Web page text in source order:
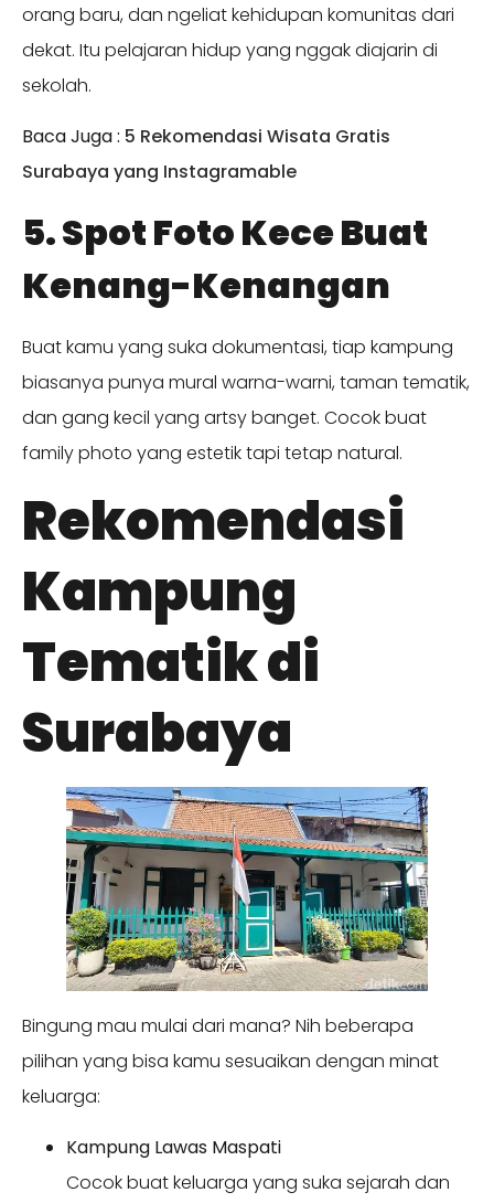
orang baru, dan ngeliat kehidupan komunitas dari
dekat. Itu pelajaran hidup yang nggak diajarin di
sekolah.
Baca Juga : 5 Rekomendasi Wisata Gratis
Surabaya yang Instagramable
5. Spot Foto Kece Buat
Kenang-Kenangan
Buat kamu yang suka dokumentasi, tiap kampung
biasanya punya mural warna-warni, taman tematik,
dan gang kecil yang artsy banget. Cocok buat
family photo yang estetik tapi tetap natural.
Rekomendasi
Kampung
Tematik di
Surabaya
Bingung mau mulai dari mana? Nih beberapa
pilihan yang bisa kamu sesuaikan dengan minat
keluarga:
Kampung Lawas Maspati
Cocok buat keluarga yang suka sejarah dan